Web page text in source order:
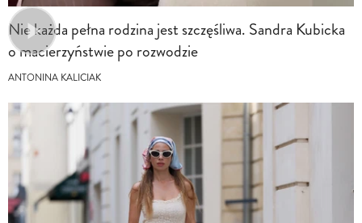
Nie każda pełna rodzina jest szczęśliwa. Sandra Kubicka
o macierzyństwie po rozwodzie
ANTONINA KALICIAK